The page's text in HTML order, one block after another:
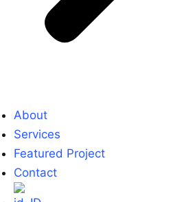
About
Services
Featured Project
Contact